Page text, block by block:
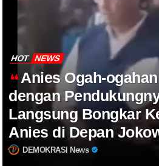
HOT NEWS
Anies Ogah-
dengan
Langsung Bongkar
Anies di Depan
DEMOKRASI News